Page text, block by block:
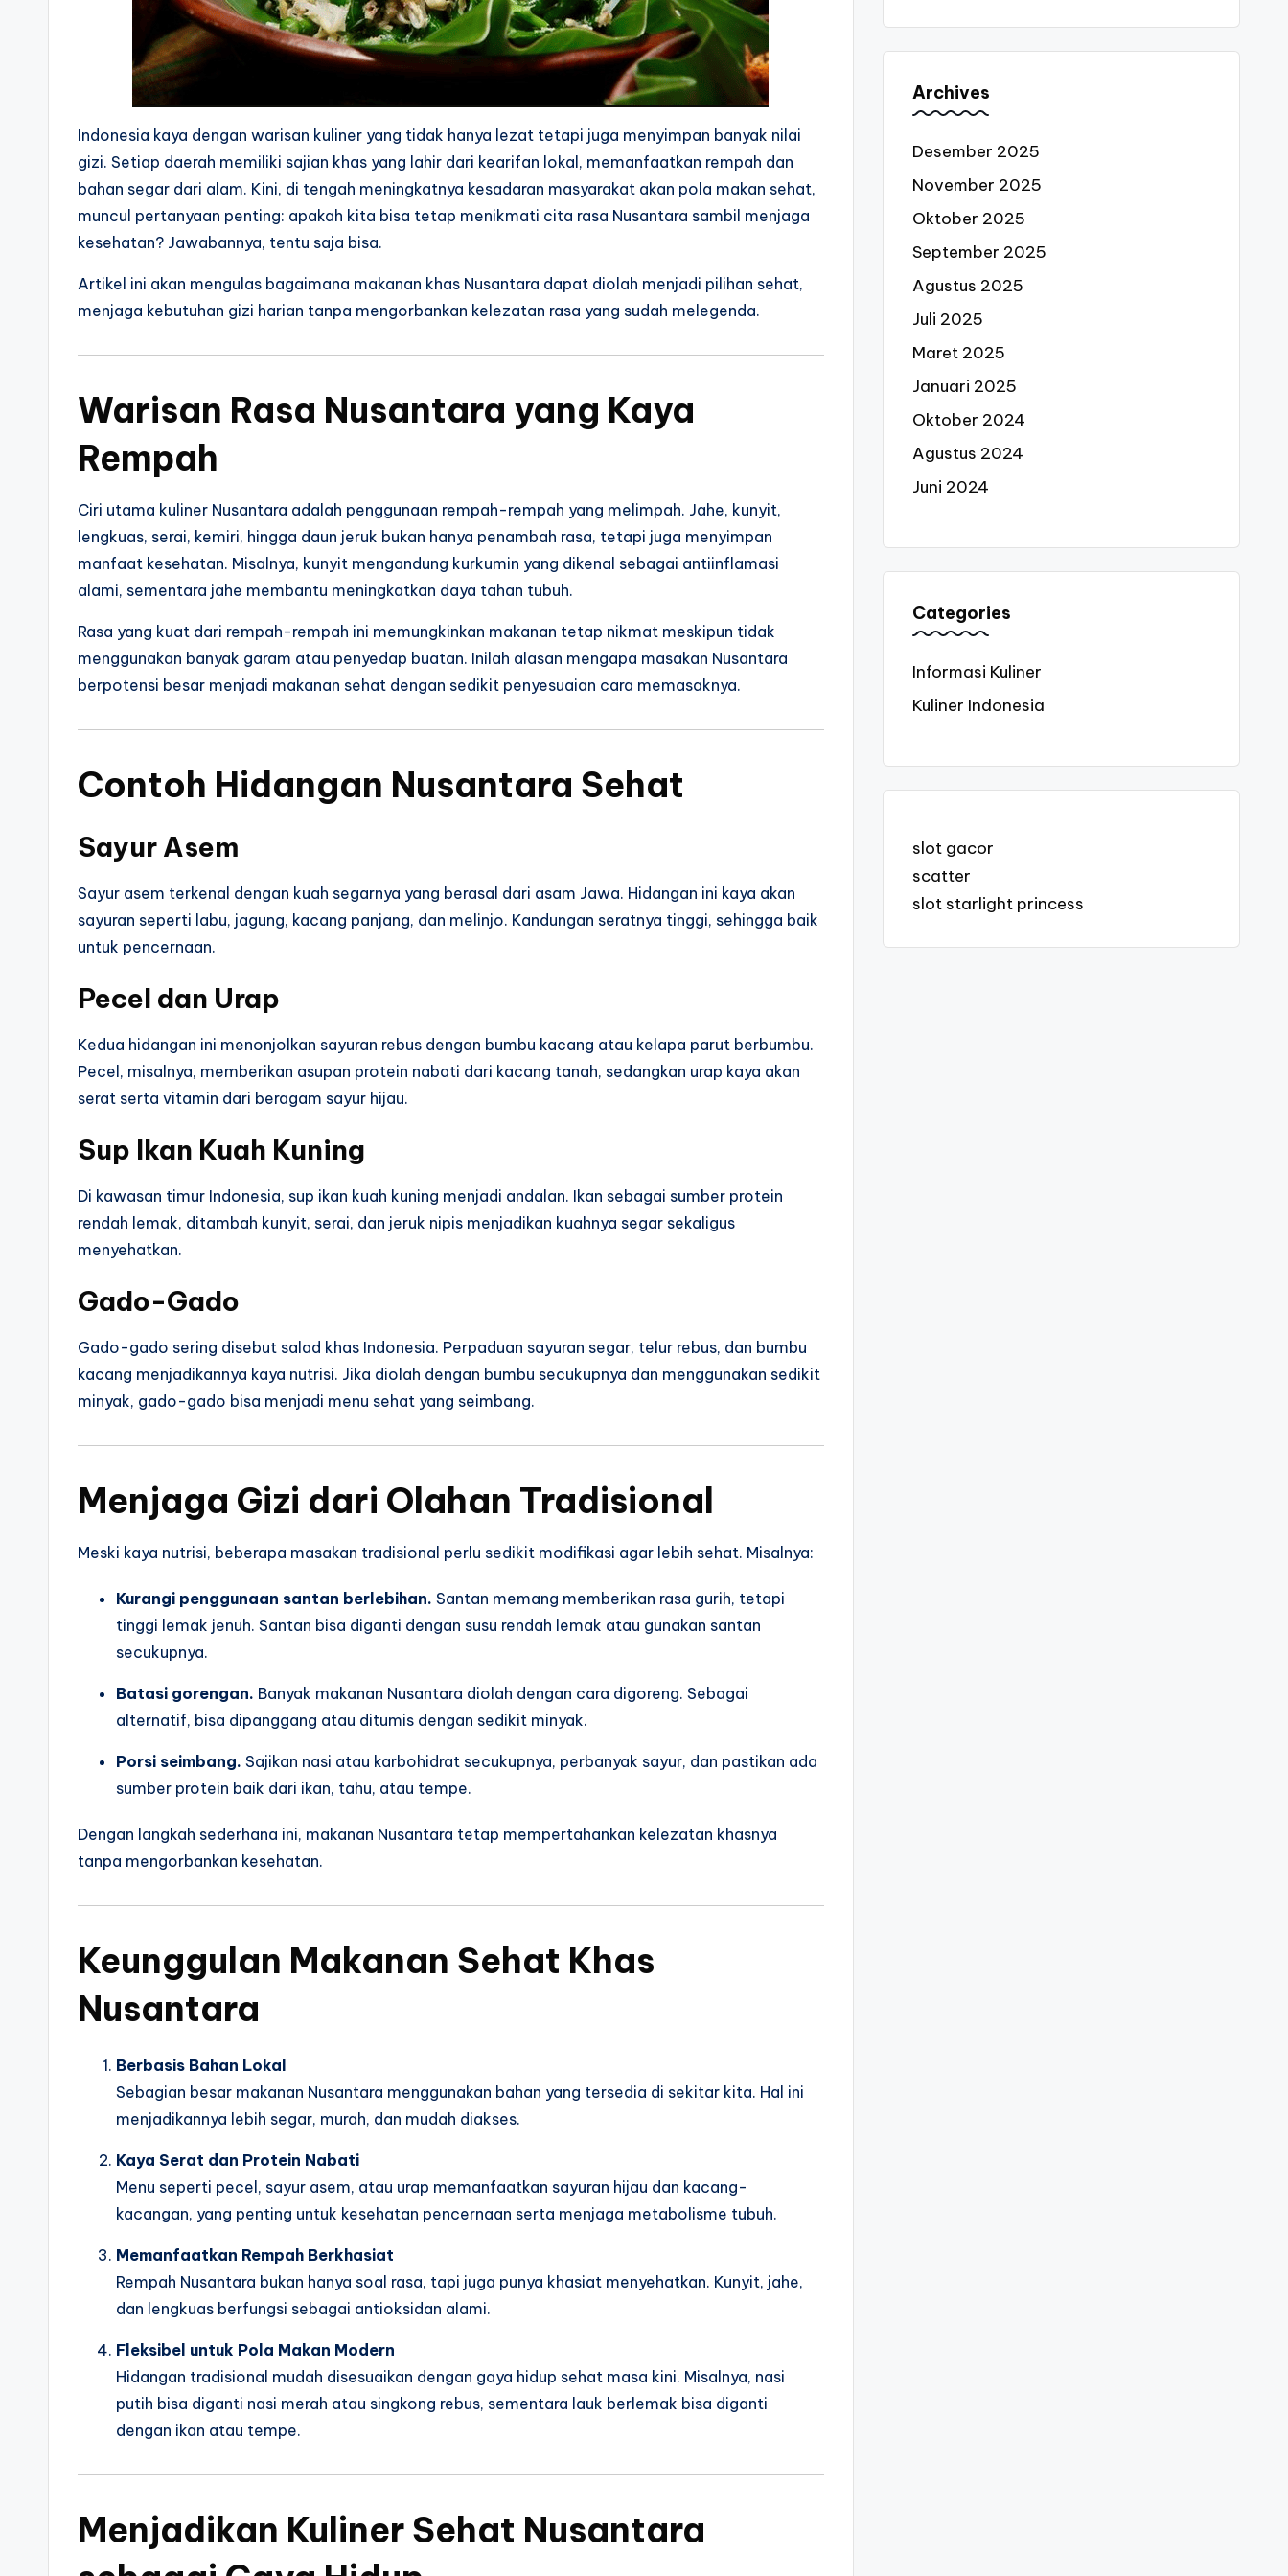
Indonesia kaya dengan warisan kuliner yang tidak hanya lezat tetapi juga menyimpan banyak nilai
gizi. Setiap daerah memiliki sajian khas yang lahir dari kearifan lokal, memanfaatkan rempah dan
bahan segar dari alam. Kini, di tengah meningkatnya kesadaran masyarakat akan pola makan sehat,
muncul pertanyaan penting: apakah kita bisa tetap menikmati cita rasa Nusantara sambil menjaga
kesehatan? Jawabannya, tentu saja bisa.
Artikel ini akan mengulas bagaimana makanan khas Nusantara dapat diolah menjadi pilihan sehat,
menjaga kebutuhan gizi harian tanpa mengorbankan kelezatan rasa yang sudah melegenda.
Warisan Rasa Nusantara yang Kaya
Rempah
Ciri utama kuliner Nusantara adalah penggunaan rempah-rempah yang melimpah. Jahe, kunyit,
lengkuas, serai, kemiri, hingga daun jeruk bukan hanya penambah rasa, tetapi juga menyimpan
manfaat kesehatan. Misalnya, kunyit mengandung kurkumin yang dikenal sebagai antiinflamasi
alami, sementara jahe membantu meningkatkan daya tahan tubuh.
Rasa yang kuat dari rempah-rempah ini memungkinkan makanan tetap nikmat meskipun tidak
menggunakan banyak garam atau penyedap buatan. Inilah alasan mengapa masakan Nusantara
berpotensi besar menjadi makanan sehat dengan sedikit penyesuaian cara memasaknya.
Contoh Hidangan Nusantara Sehat
Sayur Asem
Sayur asem terkenal dengan kuah segarnya yang berasal dari asam Jawa. Hidangan ini kaya akan
sayuran seperti labu, jagung, kacang panjang, dan melinjo. Kandungan seratnya tinggi, sehingga baik
untuk pencernaan.
Pecel dan Urap
Kedua hidangan ini menonjolkan sayuran rebus dengan bumbu kacang atau kelapa parut berbumbu.
Pecel, misalnya, memberikan asupan protein nabati dari kacang tanah, sedangkan urap kaya akan
serat serta vitamin dari beragam sayur hijau.
Sup Ikan Kuah Kuning
Di kawasan timur Indonesia, sup ikan kuah kuning menjadi andalan. Ikan sebagai sumber protein
rendah lemak, ditambah kunyit, serai, dan jeruk nipis menjadikan kuahnya segar sekaligus
menyehatkan.
Gado-Gado
Gado-gado sering disebut salad khas Indonesia. Perpaduan sayuran segar, telur rebus, dan bumbu
kacang menjadikannya kaya nutrisi. Jika diolah dengan bumbu secukupnya dan menggunakan sedikit
minyak, gado-gado bisa menjadi menu sehat yang seimbang.
Menjaga Gizi dari Olahan Tradisional
Meski kaya nutrisi, beberapa masakan tradisional perlu sedikit modifikasi agar lebih sehat. Misalnya:
Kurangi penggunaan santan berlebihan. Santan memang memberikan rasa gurih, tetapi
tinggi lemak jenuh. Santan bisa diganti dengan susu rendah lemak atau gunakan santan
secukupnya.
Batasi gorengan. Banyak makanan Nusantara diolah dengan cara digoreng. Sebagai
alternatif, bisa dipanggang atau ditumis dengan sedikit minyak.
Porsi seimbang. Sajikan nasi atau karbohidrat secukupnya, perbanyak sayur, dan pastikan ada
sumber protein baik dari ikan, tahu, atau tempe.
Dengan langkah sederhana ini, makanan Nusantara tetap mempertahankan kelezatan khasnya
tanpa mengorbankan kesehatan.
Keunggulan Makanan Sehat Khas
Nusantara
Berbasis Bahan Lokal
Sebagian besar makanan Nusantara menggunakan bahan yang tersedia di sekitar kita. Hal ini
menjadikannya lebih segar, murah, dan mudah diakses.
Kaya Serat dan Protein Nabati
Menu seperti pecel, sayur asem, atau urap memanfaatkan sayuran hijau dan kacang-
kacangan, yang penting untuk kesehatan pencernaan serta menjaga metabolisme tubuh.
Memanfaatkan Rempah Berkhasiat
Rempah Nusantara bukan hanya soal rasa, tapi juga punya khasiat menyehatkan. Kunyit, jahe,
dan lengkuas berfungsi sebagai antioksidan alami.
Fleksibel untuk Pola Makan Modern
Hidangan tradisional mudah disesuaikan dengan gaya hidup sehat masa kini. Misalnya, nasi
putih bisa diganti nasi merah atau singkong rebus, sementara lauk berlemak bisa diganti
dengan ikan atau tempe.
Menjadikan Kuliner Sehat Nusantara
Archives
Desember 2025
November 2025
Oktober 2025
September 2025
Agustus 2025
Juli 2025
Maret 2025
Januari 2025
Oktober 2024
Agustus 2024
Juni 2024
Categories
Informasi Kuliner
Kuliner Indonesia
slot gacor
scatter
slot starlight princess